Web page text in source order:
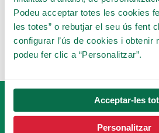
Podeu acceptar totes les cookies
les totes” o rebutjar el seu ús fent
configurar l’ús de cookies i obtenir
podeu fer clic a “Personalitzar”.
Acceptar-les
Personalitzar